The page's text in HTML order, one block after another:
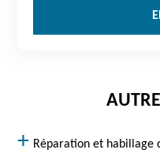
Réparation et habillage